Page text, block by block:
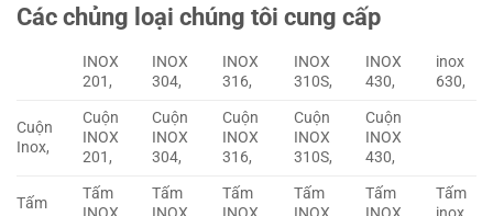
Các chủng loại chúng tôi cung cấp
INOX
201,
INOX
304,
INOX
316,
INOX
310S,
INOX
430,
inox
630,
Cuộn
Inox,
Cuộn
INOX
201,
Cuộn
INOX
304,
Cuộn
INOX
316,
Cuộn
INOX
310S,
Cuộn
INOX
430,
Tấm
Tấm
Tấm
Tấm
Tấm
Tấm
Tấm